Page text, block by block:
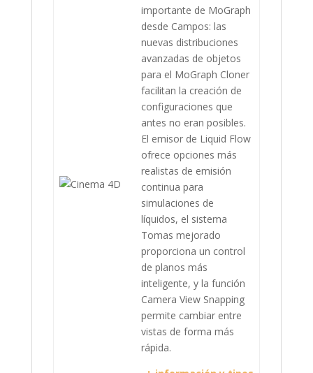
importante de MoGraph
desde Campos: las
nuevas distribuciones
avanzadas de objetos
para el MoGraph Cloner
facilitan la creación de
configuraciones que
antes no eran posibles.
El emisor de Liquid Flow
ofrece opciones más
realistas de emisión
continua para
simulaciones de
líquidos, el sistema
Tomas mejorado
proporciona un control
de planos más
inteligente, y la función
Camera View Snapping
permite cambiar entre
vistas de forma más
rápida.